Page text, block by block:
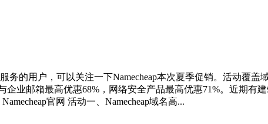
务的用户，可以关注一下Namecheap本次夏季促销。活动覆
企业邮箱最高优惠68%，网络安全产品最高优惠71%。近期
官网 活动一、Namecheap域名高...